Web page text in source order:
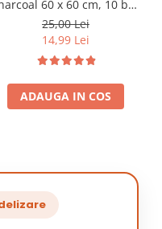
60 x 60 cm, 10 buc
/ pachet
25,00 Lei
14,99 Lei
ADAUGA IN COS